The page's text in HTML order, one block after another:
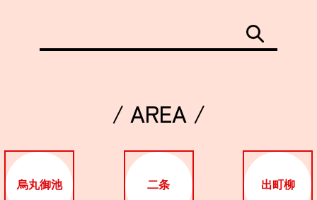
/ AREA /
烏丸御池 二条 出町柳